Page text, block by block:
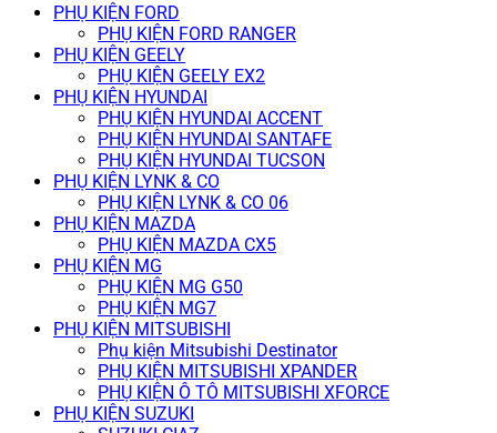
PHỤ KIỆN FORD
PHỤ KIỆN FORD RANGER
PHỤ KIỆN GEELY
PHỤ KIỆN GEELY EX2
PHỤ KIỆN HYUNDAI
PHỤ KIỆN HYUNDAI ACCENT
PHỤ KIỆN HYUNDAI SANTAFE
PHỤ KIỆN HYUNDAI TUCSON
PHỤ KIỆN LYNK & CO
PHỤ KIỆN LYNK & CO 06
PHỤ KIỆN MAZDA
PHỤ KIỆN MAZDA CX5
PHỤ KIỆN MG
PHỤ KIỆN MG G50
PHỤ KIỆN MG7
PHỤ KIỆN MITSUBISHI
Phụ kiện Mitsubishi Destinator
PHỤ KIỆN MITSUBISHI XPANDER
PHỤ KIỆN Ô TÔ MITSUBISHI XFORCE
PHỤ KIỆN SUZUKI